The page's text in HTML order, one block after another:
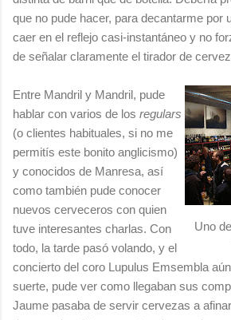
que no pude hacer, para decantarme por
caer en el reflejo casi-instantáneo y no
de señalar claramente el tirador de
Uno
Entre Mandril y Mandril, pude
hablar con varios de los regulars
(o clientes habituales, si no me
permitís este bonito anglicismo)
y conocidos de Manresa, así
como también pude conocer
nuevos cerveceros con quien
tuve interesantes charlas. Con
todo, la tarde pasó volando, y el
concierto del coro Lupulus Emsembla
suerte, pude ver como llegaban sus
Jaume pasaba de servir cervezas a